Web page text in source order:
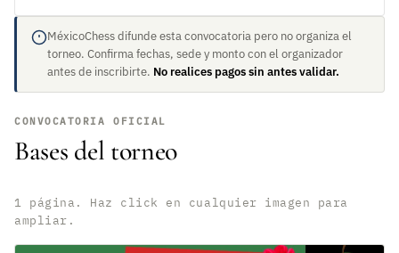
MéxicoChess difunde esta convocatoria pero no organiza el
torneo. Confirma fechas, sede y monto con el organizador
antes de inscribirte. No realices pagos sin antes validar.
CONVOCATORIA OFICIAL
Bases del torneo
1 página. Haz click en cualquier imagen para
ampliar.